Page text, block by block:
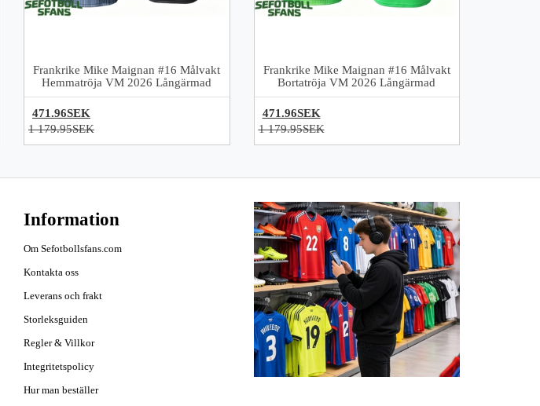
Frankrike Mike Maignan #16 Målvakt
Hemmatröja VM 2026 Långärmad
471.96SEK
1 179.95SEK
Frankrike Mike Maignan #16 Målvakt
Bortatröja VM 2026 Långärmad
471.96SEK
1 179.95SEK
Information
Om Sefotbollsfans.com
Kontakta oss
Leverans och frakt
Storleksguiden
Regler & Villkor
Integritetspolicy
Hur man beställer